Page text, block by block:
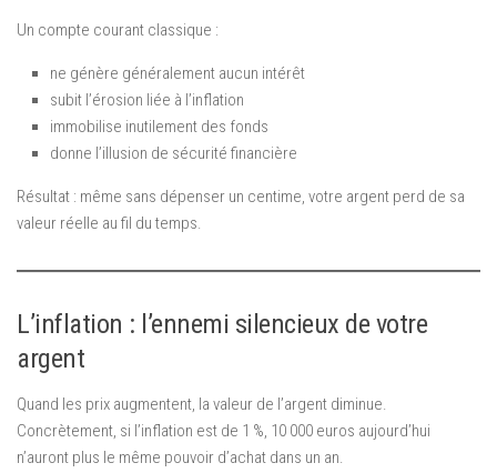
Un compte courant classique :
ne génère généralement aucun intérêt
subit l’érosion liée à l’inflation
immobilise inutilement des fonds
donne l’illusion de sécurité financière
Résultat : même sans dépenser un centime, votre argent perd de sa
valeur réelle au fil du temps.
L’inflation : l’ennemi silencieux de votre
argent
Quand les prix augmentent, la valeur de l’argent diminue.
Concrètement, si l’inflation est de 1 %, 10 000 euros aujourd’hui
n’auront plus le même pouvoir d’achat dans un an.